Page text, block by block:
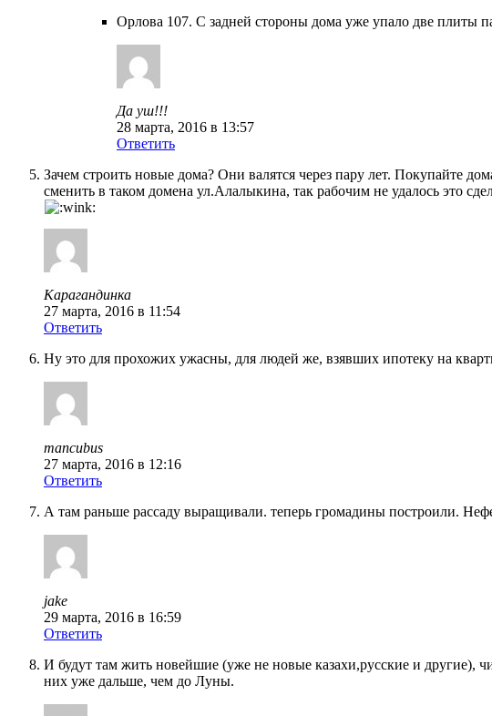
Орлова 107. С задней стороны дома уже упало две плиты
Да уш!!!
28 марта, 2016 в 13:57
Ответить
Зачем строить новые дома? Они валятся через пару лет. Покупайте
сменить в таком домена ул.Алалыкина, так рабочим не удалось это
Карагандинка
27 марта, 2016 в 11:54
Ответить
Ну это для прохожих ужасны, для людей же, взявших ипотеку на
mancubus
27 марта, 2016 в 12:16
Ответить
А там раньше рассаду выращивали. теперь громадины построили.
jake
29 марта, 2016 в 16:59
Ответить
И будут там жить новейшие (уже не новые казахи,русские и другие),
них уже дальше, чем до Луны.